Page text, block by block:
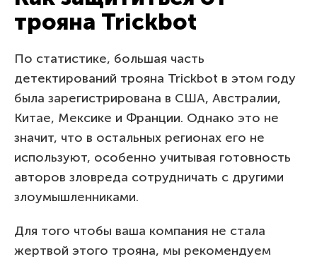
трояна Trickbot
По статистике, большая часть
детектирований трояна Trickbot в этом году
была зарегистрирована в США, Австралии,
Китае, Мексике и Франции. Однако это не
значит, что в остальных регионах его не
используют, особенно учитывая готовность
авторов зловреда сотрудничать с другими
злоумышленниками.
Для того чтобы ваша компания не стала
жертвой этого трояна, мы рекомендуем